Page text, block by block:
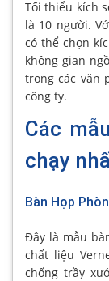
Tối thiểu kích
là 10 người.
có thể chọn
không gian
trong các văn
công ty.
Các
chạy
Bàn Họp
Đây là mẫu
chất liệu
chống trầy